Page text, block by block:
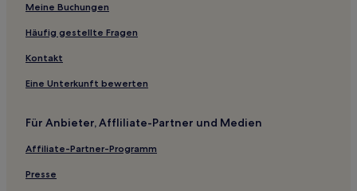
Hotels nahe U-Bahn-Station West Lake Cultural Square
Hotels nahe Platz des Volkes-Station
Hotels nahe Baopu Taoist Temple
Hotels nahe Qingchun-Platz-Station
Hotels nahe U-Bahn-Station Hangfachang
Hotels nahe U-Bahn-Station Xingqiao
Hotels nahe Hangzhou Convention and Exhibition Center
Meine Buchungen
Häufig gestellte Fragen
Kontakt
Eine Unterkunft bewerten
Für Anbieter, Affliliate-Partner und Medien
Affiliate-Partner-Programm
Presse